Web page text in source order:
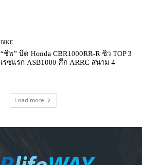
BIKE
“ชิพ” บิด Honda CBR1000RR-R ซิว TOP 3
เรซแรก ASB1000 ศึก ARRC สนาม 4
Load more